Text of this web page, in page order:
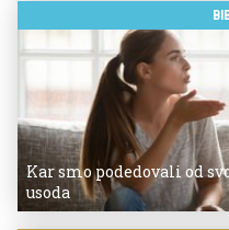
Kar smo podedovali od
usoda